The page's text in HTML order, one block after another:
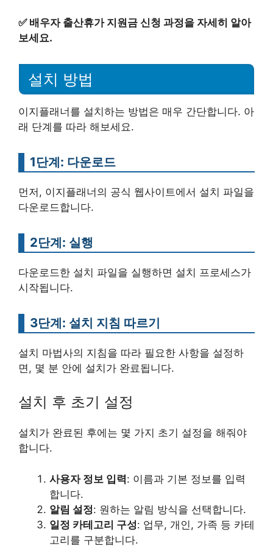
✅ 배우자 출산휴가 지원금 신청 과정을 자세히 알아
보세요.
설치 방법
이지플래너를 설치하는 방법은 매우 간단합니다. 아
래 단계를 따라 해보세요.
1단계: 다운로드
먼저, 이지플래너의 공식 웹사이트에서 설치 파일을
다운로드합니다.
2단계: 실행
다운로드한 설치 파일을 실행하면 설치 프로세스가
시작됩니다.
3단계: 설치 지침 따르기
설치 마법사의 지침을 따라 필요한 사항을 설정하
면, 몇 분 안에 설치가 완료됩니다.
설치 후 초기 설정
설치가 완료된 후에는 몇 가지 초기 설정을 해줘야
합니다.
사용자 정보 입력: 이름과 기본 정보를 입력
합니다.
알림 설정: 원하는 알림 방식을 선택합니다.
일정 카테고리 구성: 업무, 개인, 가족 등 카테
고리를 구분합니다.